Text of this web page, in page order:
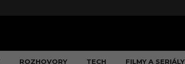
ROZHOVORY TECH FILMY A SERIÁLY